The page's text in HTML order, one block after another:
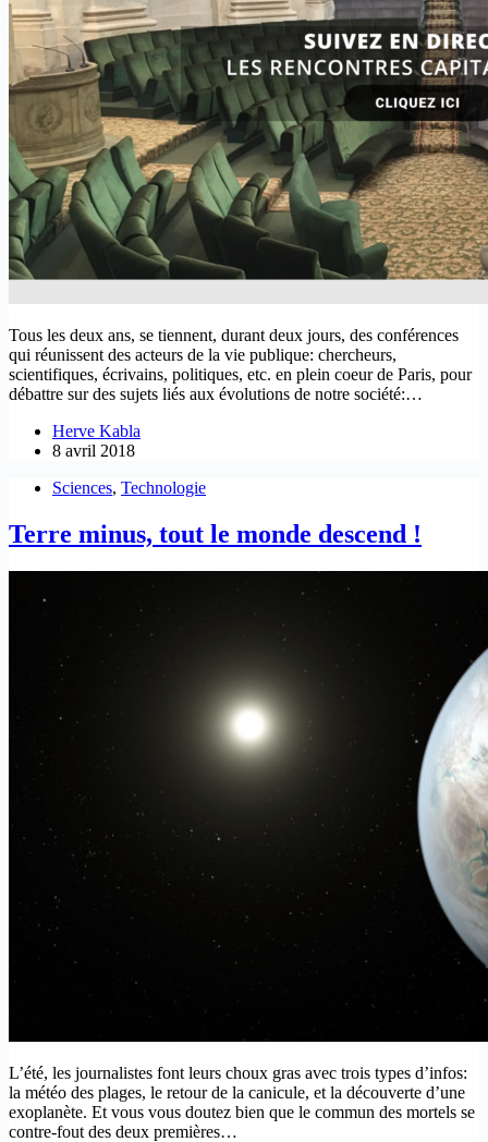
Tous les deux ans, se tiennent, durant deux jours, des conférences
qui réunissent des acteurs de la vie publique: chercheurs,
scientifiques, écrivains, politiques, etc. en plein coeur de Paris, pour
débattre sur des sujets liés aux évolutions de notre société:…
Herve Kabla
8 avril 2018
Sciences, Technologie
Terre minus, tout le monde descend !
L’été, les journalistes font leurs choux gras avec trois types d’infos:
la météo des plages, le retour de la canicule, et la découverte d’une
exoplanète. Et vous vous doutez bien que le commun des mortels se
contre-fout des deux premières…